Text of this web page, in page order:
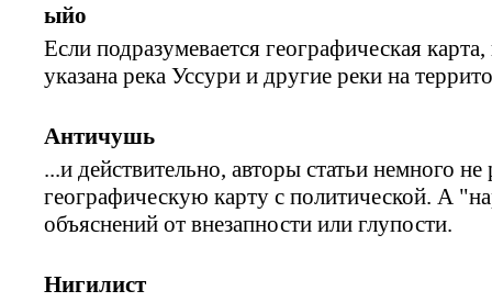
ыйо
Если подразумевается географическая
указана река Уссури и другие реки на
Античушь
...и действительно, авторы статьи немного не
географическую карту с политической. А
объяснений от внезапности или глупости.
Нигилист